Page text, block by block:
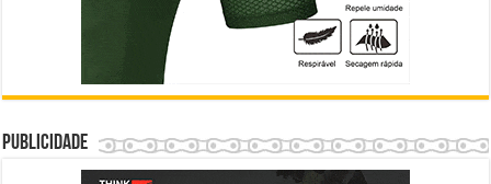
Publicidade